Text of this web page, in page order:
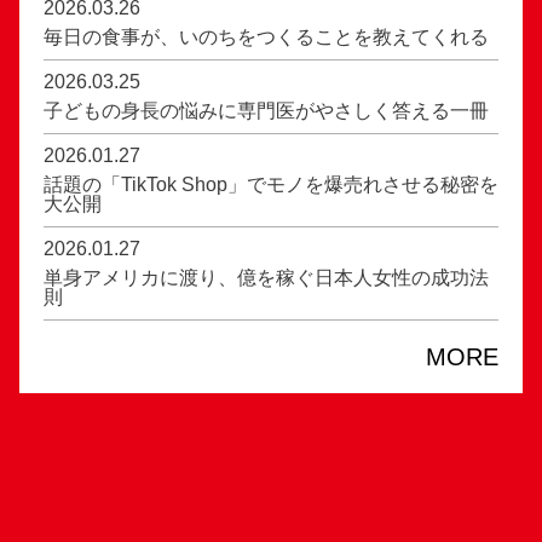
2026.03.26
毎日の食事が、いのちをつくることを教えてくれる
2026.03.25
子どもの身長の悩みに専門医がやさしく答える一冊
2026.01.27
話題の「TikTok Shop」でモノを爆売れさせる秘密を
大公開
2026.01.27
単身アメリカに渡り、億を稼ぐ日本人女性の成功法
則
MORE